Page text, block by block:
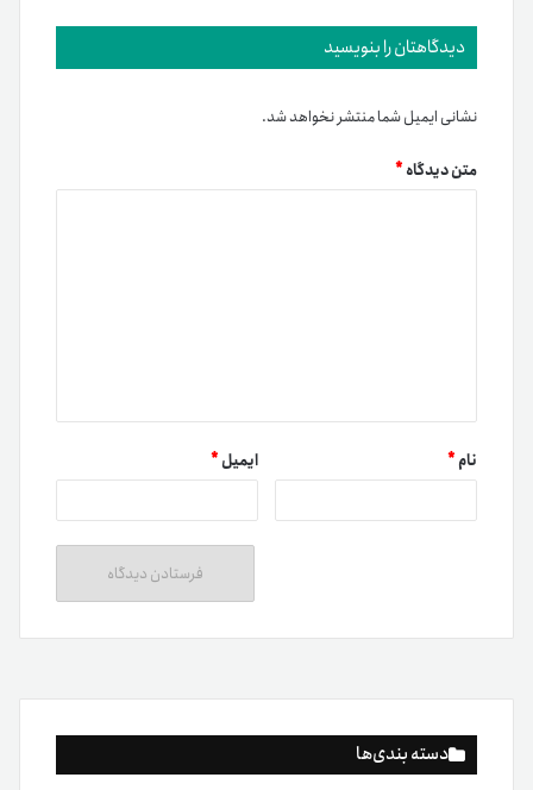
دسته بندی‌ها
دیدگاهتان را بنویسید
نشانی ایمیل شما منتشر نخواهد شد.
متن دیدگاه*
نام* ایمیل*